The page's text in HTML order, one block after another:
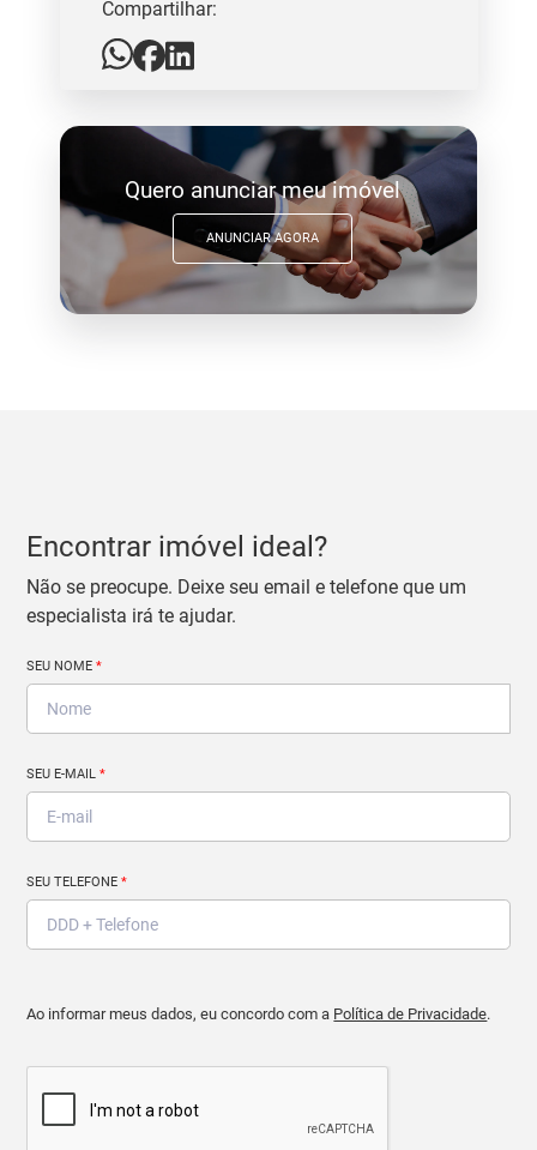
Compartilhar:
Quero anunciar meu imóvel
ANUNCIAR AGORA
Encontrar imóvel ideal?
Não se preocupe. Deixe seu email e telefone que um
especialista irá te ajudar.
SEU NOME*
SEU E-MAIL*
SEU TELEFONE*
Ao informar meus dados, eu concordo com a Política de Privacidade.